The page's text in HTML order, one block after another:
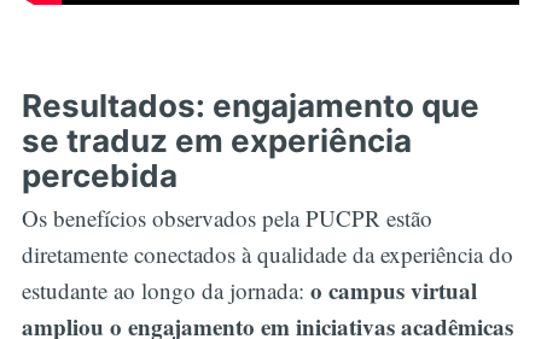
Resultados: engajamento que
se traduz em experiência
percebida
Os benefícios observados pela PUCPR estão
diretamente conectados à qualidade da experiência do
estudante ao longo da jornada: o campus virtual
ampliou o engajamento em iniciativas acadêmicas